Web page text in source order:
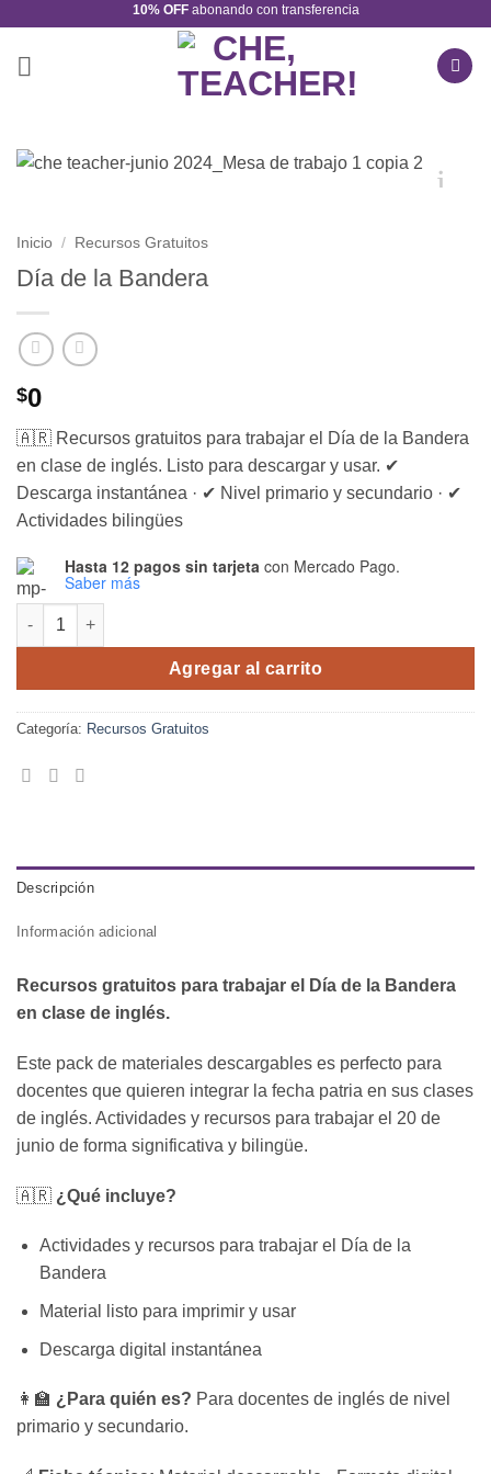
10% OFFabonando con transferencia
Inicio / Recursos Gratuitos
Día de la Bandera
$0
🇦🇷 Recursos gratuitos para trabajar el Día de la Bandera
en clase de inglés. Listo para descargar y usar. ✔
Descarga instantánea · ✔ Nivel primario y secundario · ✔
Actividades bilingües
Hasta 12 pagos sin tarjeta con Mercado Pago.
Saber más
Día de la Bandera cantidad
Agregar al carrito
Categoría: Recursos Gratuitos
Descripción
Información adicional
Recursos gratuitos para trabajar el Día de la Bandera
en clase de inglés.
Este pack de materiales descargables es perfecto para
docentes que quieren integrar la fecha patria en sus clases
de inglés. Actividades y recursos para trabajar el 20 de
junio de forma significativa y bilingüe.
🇦🇷 ¿Qué incluye?
Actividades y recursos para trabajar el Día de la
Bandera
Material listo para imprimir y usar
Descarga digital instantánea
👩‍🏫 ¿Para quién es? Para docentes de inglés de nivel
primario y secundario.